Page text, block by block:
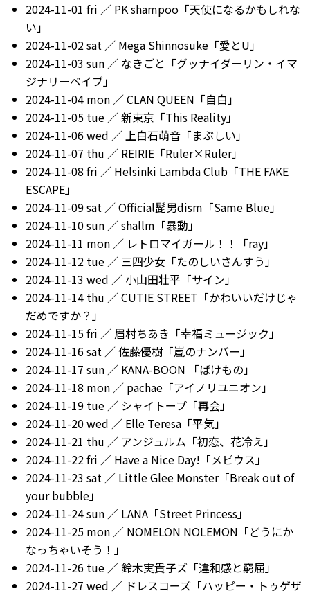
2024-11-01 fri ／ PK shampoo「天使になるかもしれな
い」
2024-11-02 sat ／ Mega Shinnosuke「愛とU」
2024-11-03 sun ／ なきごと「グッナイダーリン・イマ
ジナリーベイブ」
2024-11-04 mon ／ CLAN QUEEN「自白」
2024-11-05 tue ／ 新東京「This Reality」
2024-11-06 wed ／ 上白石萌音「まぶしい」
2024-11-07 thu ／ REIRIE「Ruler×Ruler」
2024-11-08 fri ／ Helsinki Lambda Club「THE FAKE
ESCAPE」
2024-11-09 sat ／ Official髭男dism「Same Blue」
2024-11-10 sun ／ shallm「暴動」
2024-11-11 mon ／ レトロマイガール！！「ray」
2024-11-12 tue ／ 三四少女「たのしいさんすう」
2024-11-13 wed ／ 小山田壮平「サイン」
2024-11-14 thu ／ CUTIE STREET「かわいいだけじゃ
だめですか？」
2024-11-15 fri ／ 眉村ちあき「幸福ミュージック」
2024-11-16 sat ／ 佐藤優樹「嵐のナンバー」
2024-11-17 sun ／ KANA-BOON 「ばけもの」
2024-11-18 mon ／ pachae「アイノリユニオン」
2024-11-19 tue ／ シャイトープ「再会」
2024-11-20 wed ／ Elle Teresa「平気」
2024-11-21 thu ／ アンジュルム「初恋、花冷え」
2024-11-22 fri ／ Have a Nice Day!「メビウス」
2024-11-23 sat ／ Little Glee Monster「Break out of
your bubble」
2024-11-24 sun ／ LANA「Street Princess」
2024-11-25 mon ／ NOMELON NOLEMON「どうにか
なっちゃいそう！」
2024-11-26 tue ／ 鈴木実貴子ズ「違和感と窮屈」
2024-11-27 wed ／ ドレスコーズ「ハッピー・トゥゲザ